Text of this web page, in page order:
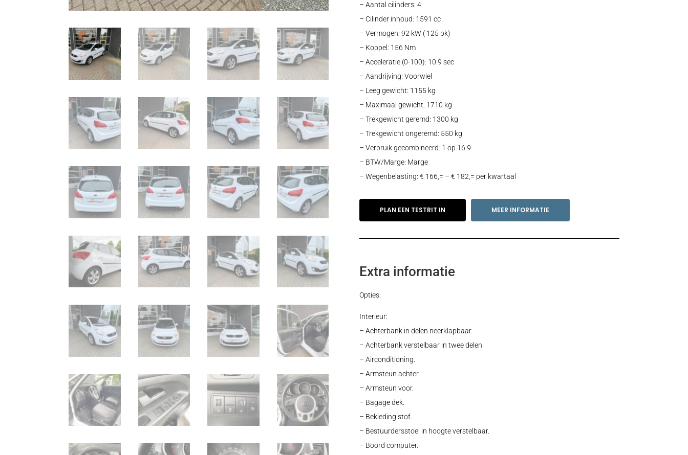
– Aantal cilinders: 4
– Cilinder inhoud: 1591 cc
– Vermogen: 92 kW ( 125 pk)
– Koppel: 156 Nm
– Acceleratie (0-100): 10.9 sec
– Aandrijving: Voorwiel
– Leeg gewicht: 1155 kg
– Maximaal gewicht: 1710 kg
– Trekgewicht geremd: 1300 kg
– Trekgewicht ongeremd: 550 kg
– Verbruik gecombineerd: 1 op 16.9
– BTW/Marge: Marge
– Wegenbelasting: € 166,= – € 182,= per kwartaal
PLAN EEN TESTRIT IN MEER INFORMATIE
Extra informatie
Opties:
Interieur:
– Achterbank in delen neerklapbaar.
– Achterbank verstelbaar in twee delen
– Airconditioning.
– Armsteun achter.
– Armsteun voor.
– Bagage dek.
– Bekleding stof.
– Bestuurdersstoel in hoogte verstelbaar.
– Boord computer.